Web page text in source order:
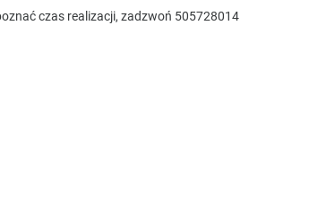
czas realizacji, zadzwoń 505728014